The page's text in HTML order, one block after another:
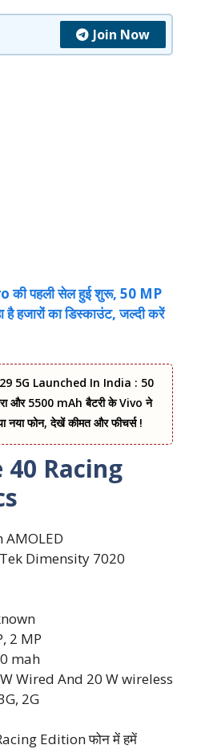
Join Now
की पहली सेल हुई शुरू, 50 MP
है हजारों का डिस्काउंट, जल्दी करें
5G Launched In India : 50
और 5500 mAh बैटरी के Vivo ने
नया फोन, देखें कीमत और फीचर्स !
Racing
AMOLED
Dimensity 7020
2 MP
mah
W Wired And 20 W wireless
2G
Edition फोन में हमें